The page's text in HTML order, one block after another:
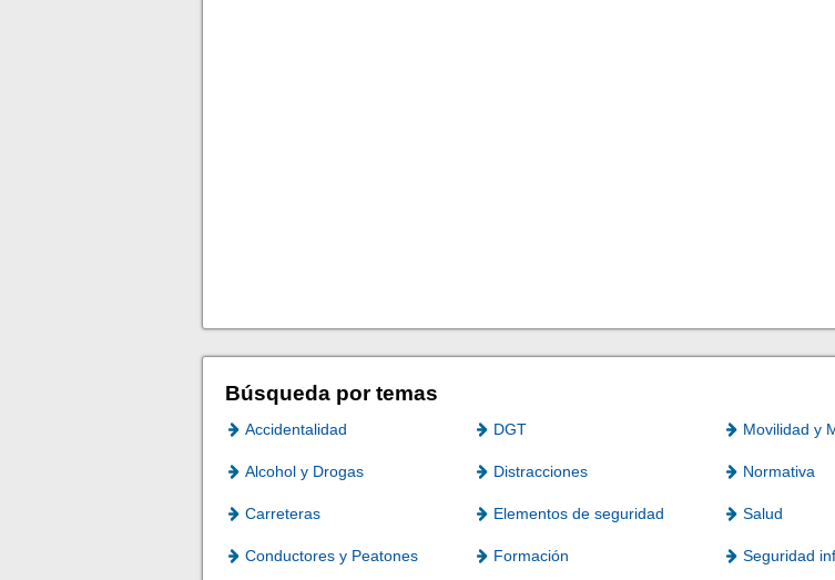
Búsqueda por temas
Accidentalidad DGT Movilidad y
Alcohol y Drogas Distracciones Normativa
Carreteras Elementos de seguridad Salud
Conductores y Peatones Formación Seguridad